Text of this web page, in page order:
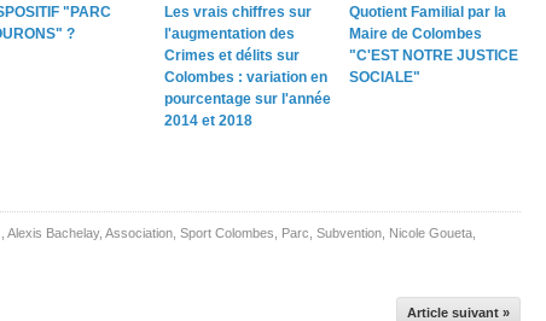
"PARC
?
Les vrais chiffres sur
l'augmentation des
Crimes et délits sur
Colombes : variation en
pourcentage sur l'année
2014 et 2018
Quotient Familial par la
Maire de Colombes
"C'EST NOTRE JUSTICE
SOCIALE"
Alexis Bachelay, Association Sport Colombes Parc Subvention Nicole Goueta
Article suivant »